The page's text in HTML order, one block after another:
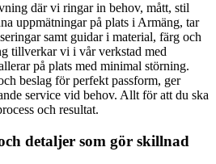
där vi ringar in behov, mått, stil
uppmätningar på plats i Armäng, tar
samt guidar i material, färg och
tillverkar vi i vår verkstad med
på plats med minimal störning.
beslag för perfekt passform, ger
service vid behov. Allt för att du ska
och resultat.
detaljer som gör skillnad